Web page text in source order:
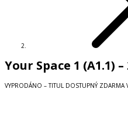
Your Space 1 (A1.1)
VYPRODÁNO – TITUL DOSTUPNÝ ZDARMA